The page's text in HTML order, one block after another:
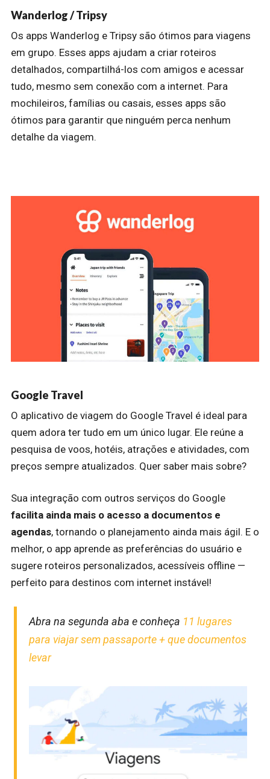
Wanderlog / Tripsy
Os apps Wanderlog e Tripsy são ótimos para viagens
em grupo. Esses apps ajudam a criar roteiros
detalhados, compartilhá-los com amigos e acessar
tudo, mesmo sem conexão com a internet. Para
mochileiros, famílias ou casais, esses apps são
ótimos para garantir que ninguém perca nenhum
detalhe da viagem.
Google Travel
O aplicativo de viagem do Google Travel é ideal para
quem adora ter tudo em um único lugar. Ele reúne a
pesquisa de voos, hotéis, atrações e atividades, com
preços sempre atualizados. Quer saber mais sobre?
Sua integração com outros serviços do Google
facilita ainda mais o acesso a documentos e
agendas, tornando o planejamento ainda mais ágil. E o
melhor, o app aprende as preferências do usuário e
sugere roteiros personalizados, acessíveis offline —
perfeito para destinos com internet instável!
Abra na segunda aba e conheça 11 lugares
para viajar sem passaporte + que documentos
levar